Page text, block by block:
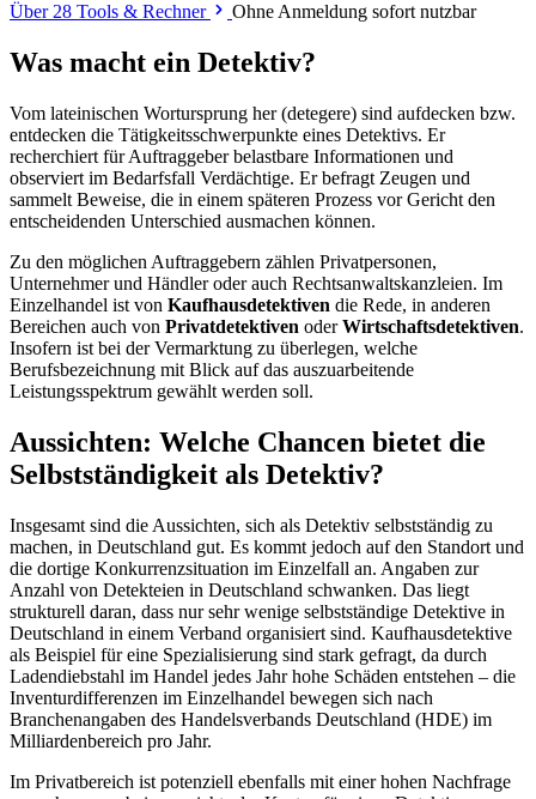
Über 28 Tools & Rechner
Ohne Anmeldung sofort nutzbar
Was macht ein Detektiv?
Vom lateinischen Wortursprung her (detegere) sind aufdecken bzw.
entdecken die Tätigkeitsschwerpunkte eines Detektivs. Er
recherchiert für Auftraggeber belastbare Informationen und
observiert im Bedarfsfall Verdächtige. Er befragt Zeugen und
sammelt Beweise, die in einem späteren Prozess vor Gericht den
entscheidenden Unterschied ausmachen können.
Zu den möglichen Auftraggebern zählen Privatpersonen,
Unternehmer und Händler oder auch Rechtsanwaltskanzleien. Im
Einzelhandel ist von Kaufhausdetektiven die Rede, in anderen
Bereichen auch von Privatdetektiven oderWirtschaftsdetektiven.
Insofern ist bei der Vermarktung zu überlegen, welche
Berufsbezeichnung mit Blick auf das auszuarbeitende
Leistungsspektrum gewählt werden soll.
Aussichten: Welche Chancen bietet die
Selbstständigkeit als Detektiv?
Insgesamt sind die Aussichten, sich als Detektiv selbstständig zu
machen, in Deutschland gut. Es kommt jedoch auf den Standort und
die dortige Konkurrenzsituation im Einzelfall an. Angaben zur
Anzahl von Detekteien in Deutschland schwanken. Das liegt
strukturell daran, dass nur sehr wenige selbstständige Detektive in
Deutschland in einem Verband organisiert sind. Kaufhausdetektive
als Beispiel für eine Spezialisierung sind stark gefragt, da durch
Ladendiebstahl im Handel jedes Jahr hohe Schäden entstehen – die
Inventurdifferenzen im Einzelhandel bewegen sich nach
Branchenangaben des Handelsverbands Deutschland (HDE) im
Milliardenbereich pro Jahr.
Im Privatbereich ist potenziell ebenfalls mit einer hohen Nachfrage